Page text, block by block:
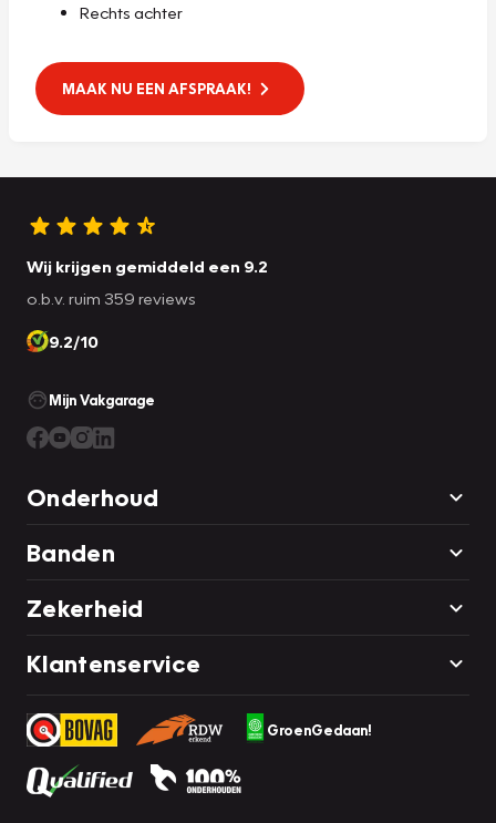
Rechts achter
MAAK NU EEN AFSPRAAK!
Wij krijgen gemiddeld een 9.2
o.b.v. ruim 359 reviews
9.2/10
Mijn Vakgarage
Onderhoud
Banden
Zekerheid
Klantenservice
GroenGedaan!